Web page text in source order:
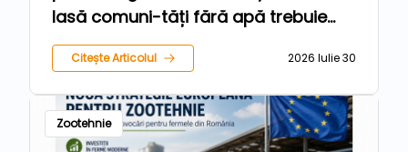
lasă comuni-tăți fără apă trebuie
sancționate, iar agricultorii care
respectă legea trebuie protejați
Citește Articolul 2026 Iulie 30
Zootehnie